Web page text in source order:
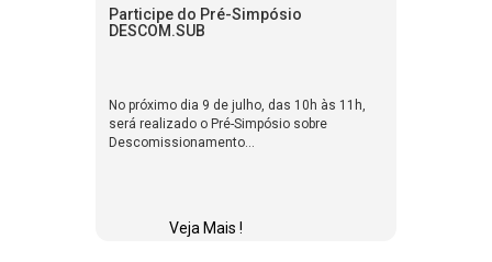
Participe do Pré-Simpósio
DESCOM.SUB
No próximo dia 9 de julho, das 10h às 11h,
será realizado o Pré-Simpósio sobre
Descomissionamento...
Veja Mais !